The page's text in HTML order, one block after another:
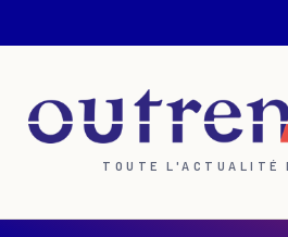
TOUTE L'ACTUALITÉ